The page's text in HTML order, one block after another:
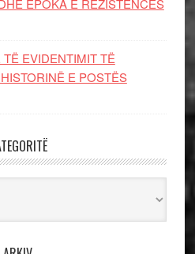
EPOKA E REZISTENCЁS
EVIDENTIMIT TË
E POSTËS